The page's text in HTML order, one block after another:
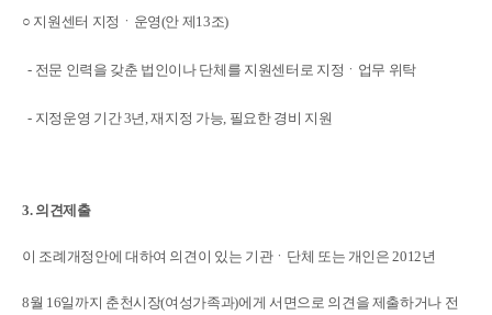
○ 지원센터 지정ㆍ운영(안 제13조)
- 전문 인력을 갖춘 법인이나 단체를 지원센터로 지정ㆍ업무 위탁
- 지정운영 기간 3년, 재지정 가능, 필요한 경비 지원
3. 의견제출
이 조례개정안에 대하여 의견이 있는 기관ㆍ단체 또는 개인은 2012년
8월 16일까지 춘천시장(여성가족과)에게 서면으로 의견을 제출하거나 전